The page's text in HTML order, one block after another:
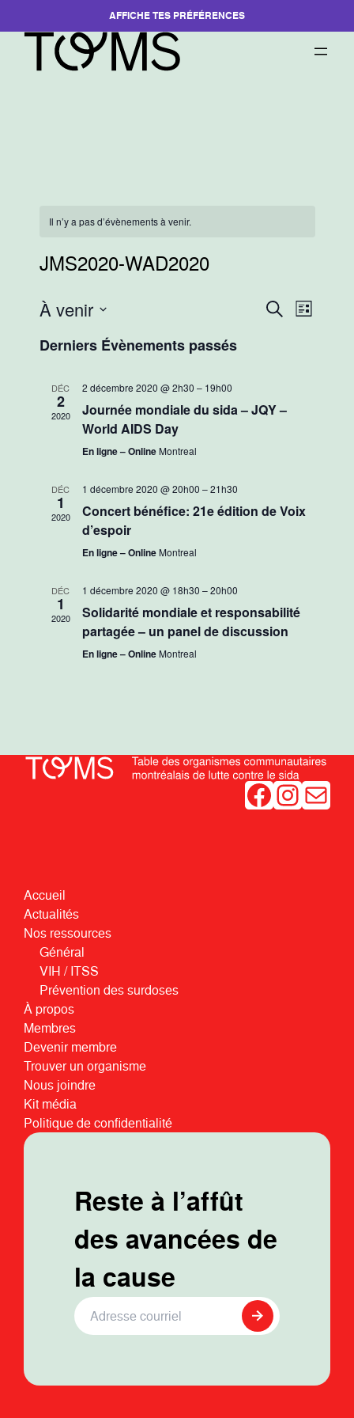
AFFICHE TES PRÉFÉRENCES
Il n’y a pas d’évènements à venir.
JMS2020-WAD2020
Recherche
Évènements
Recherche
Liste
À venir
une
Derniers Évènements passés
DÉC
2
2020
2 décembre 2020 @ 2h30 – 19h00
Journée mondiale du sida – JQY –
World AIDS Day
En ligne – Online Montreal
DÉC
1
2020
1 décembre 2020 @ 20h00 –21h30
Concert bénéfice: 21e édition de Voix
d’espoir
En ligne – Online Montreal
DÉC
1
2020
1 décembre 2020 @ 18h30 –20h00
Solidarité mondiale et responsabilité
partagée – un panel de discussion
En ligne – Online Montreal
Facebook Instagram
Accueil
Actualités
Nos ressources
Général
VIH / ITSS
Prévention des surdoses
À propos
Membres
Devenir membre
Trouver un organisme
Nous joindre
Kit média
Politique de confidentialité
Reste à l’affût
des avancées de
la cause
Adresse Courriel